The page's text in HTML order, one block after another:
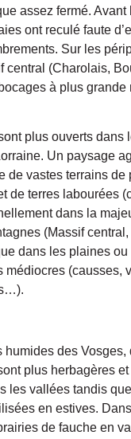
assez fermé.
ont reculé faute
Sur les
central (Charolais,
à plus
plus ouverts dans
Un paysage
de vastes terrains de
de terres labourées
dans la
(Massif
dans les plaines
médiocres (causses,
humides des Vosges,
plus herbagères
les vallées tandis
en estives.
de fauche en